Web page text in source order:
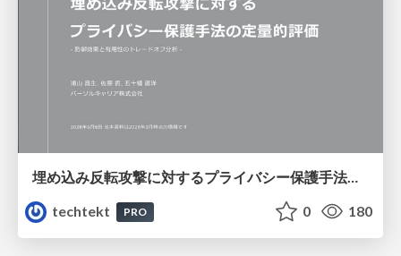
埋め込み反転攻撃に対するプライバシー保護手法の定量的評価 - 防御効果と有用性のトレードオフ分析 -
techtekt
PRO 0 180